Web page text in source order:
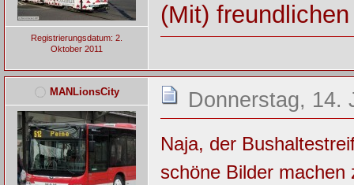
Registrierungsdatum: 2.
Oktober 2011
(Mit)
MANLionsCity Donnerstag, 14.
Naja, der
schöne Bilder machen